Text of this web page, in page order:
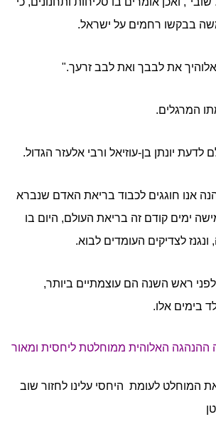
בבקשו רחמים על ישראל.
אלוהיך את לבבך ואת לבב זרעך."
לדעת יונתן בן-עוזיאל ורבי אלעזר הגדול.
אנו חוגגים לכבוד בריאת האדם שנברא
ימים קודם זה בריאת העולם, היום בו
לצדיקים העומדים לבוא.
ראש השנה הם עוצמתיים ביותר,
בימים אלו.
האלוהית ממוחלטת ליחסית ומאור
את המוחלט לעומת היחסי עלינו לחזור שוב